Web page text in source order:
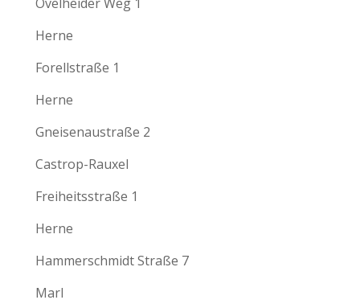
Herne
Forellstraße 1
Herne
Gneisenaustraße 2
Castrop-Rauxel
Freiheitsstraße 1
Herne
Hammerschmidt Straße 7
Marl